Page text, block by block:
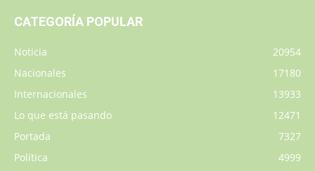
CATEGORÍA POPULAR
Noticia
20954
Nacionales
17180
Internacionales
13933
Lo que está pasando
12471
Portada
7327
Política
4999